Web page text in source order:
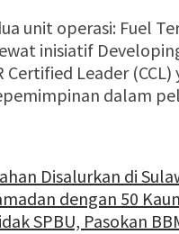
unit operasi: Fuel
inisiatif
Certified Leader
dalam
Disalurkan di
dengan 50
SPBU, Pasokan